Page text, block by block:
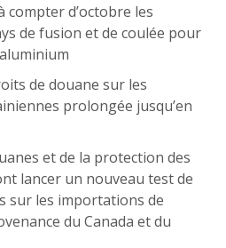
compter d’octobre les
de fusion et de coulée pour
de douane sur les
prolongée jusqu’en
et de la protection des
lancer un nouveau test de
sur les importations de
du Canada et du